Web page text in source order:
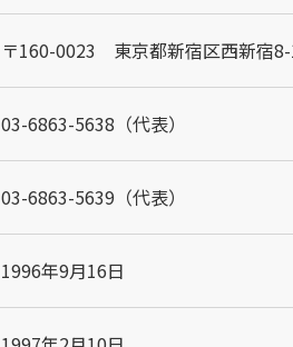
〒160-0023 東京都新宿区西新宿
03-6863-5638（代表）
03-6863-5639（代表）
1996年9月16日